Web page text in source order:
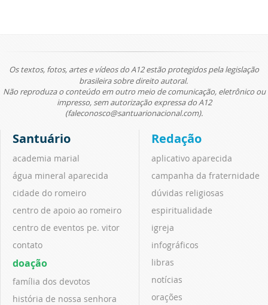
Os textos, fotos, artes e vídeos do A12 estão protegidos pela legislação
brasileira sobre direito autoral.
Não reproduza o conteúdo em outro meio de comunicação, eletrônico ou
impresso, sem autorização expressa do A12
(faleconosco@santuarionacional.com).
Santuário
academia marial
água mineral aparecida
cidade do romeiro
centro de apoio ao romeiro
centro de eventos pe. vitor
contato
doação
família dos devotos
história de nossa senhora
Redação
aplicativo aparecida
campanha da fraternidade
dúvidas religiosas
espiritualidade
igreja
infográficos
libras
notícias
orações